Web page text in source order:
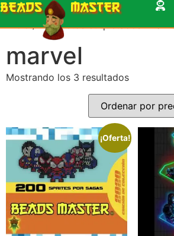
BEADS MASTER
Inicio/ Productos etiquetados
marvel
Mostrando los 3 resultados
¡Oferta!